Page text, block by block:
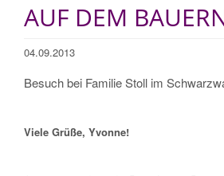
AUF DEM
04.09.2013
Besuch bei Familie Stoll im
Viele Grüße, Yvonne!